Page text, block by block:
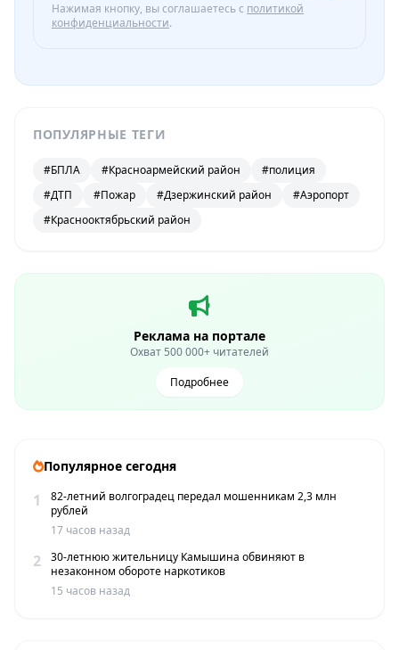
Нажимая кнопку, вы соглашаетесь с политикой
конфиденциальности.
ПОПУЛЯРНЫЕ ТЕГИ
#БПЛА #Красноармейский район
#полиция
#ДТП
#Пожар #Дзержинский район
#Аэропорт
#Краснооктябрьский район
Реклама на портале
Охват 500 000+ читателей
Подробнее
Популярное сегодня
1
82-летний волгоградец передал мошенникам 2,3 млн
рублей
17 часов назад
2
30-летнюю жительницу Камышина обвиняют в
незаконном обороте наркотиков
15 часов назад